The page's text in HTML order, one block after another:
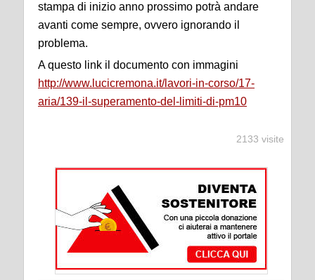
stampa di inizio anno prossimo potrà andare
avanti come sempre, ovvero ignorando il
problema.
A questo link il documento con immagini
http://www.lucicremona.it/lavori-in-corso/17-
aria/139-il-superamento-del-limiti-di-pm10
2133 visite